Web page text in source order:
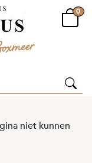
0
niet kunnen